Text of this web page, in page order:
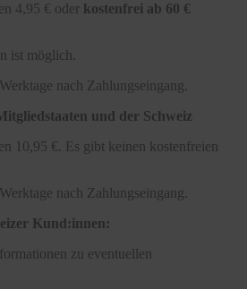
4,95 € oder kostenfrei ab 60 €
ist möglich.
nach Zahlungseingang.
und der Schweiz
10,95 €. Es gibt keinen kostenfreien
nach Zahlungseingang.
Kund:innen:
zu eventuellen